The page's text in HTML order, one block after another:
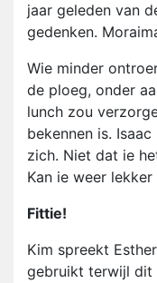
jaar geleden van
gedenken.
Wie minder
de ploeg, onder
lunch zou
bekennen is.
zich. Niet dat ie
Kan ie weer
Fittie!
Kim spreekt
gebruikt terwijl dit